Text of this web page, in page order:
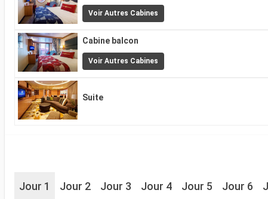
Voir Autres Cabines
Cabine balcon
Voir Autres Cabines
Suite
Jour 1 Jour 2 Jour 3 Jour 4 Jour 5 Jour 6